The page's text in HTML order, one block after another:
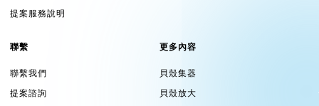
提案服務說明
聯繫
聯繫我們
提案諮詢
更多內容
貝殼集器
貝殼放大